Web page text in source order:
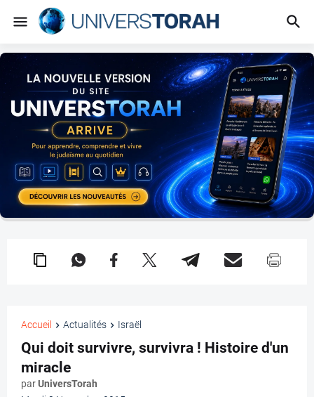
Accueil Actualités Israël
Qui doit survivre, survivra ! Histoire d'un
miracle
parUniversTorah